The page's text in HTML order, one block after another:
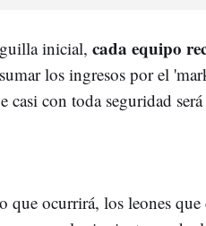
inicial, cada equipo
los ingresos por el
casi con toda seguridad
que ocurrirá, los leones